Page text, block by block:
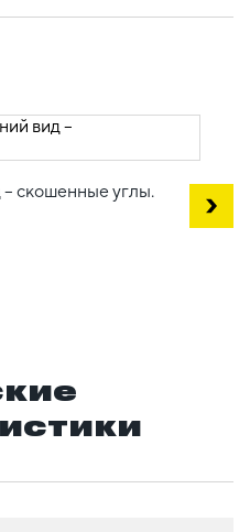
скошенные углы.